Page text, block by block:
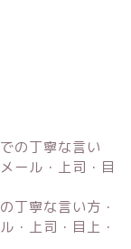
の丁寧な言い
ール・上司・目
丁寧な言い方・
・上司・目上・
Excel